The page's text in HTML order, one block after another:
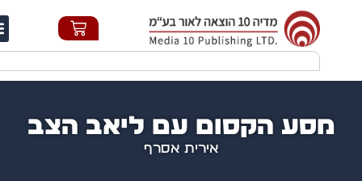
הקסום עם ליאב הצב
אירית אסרף